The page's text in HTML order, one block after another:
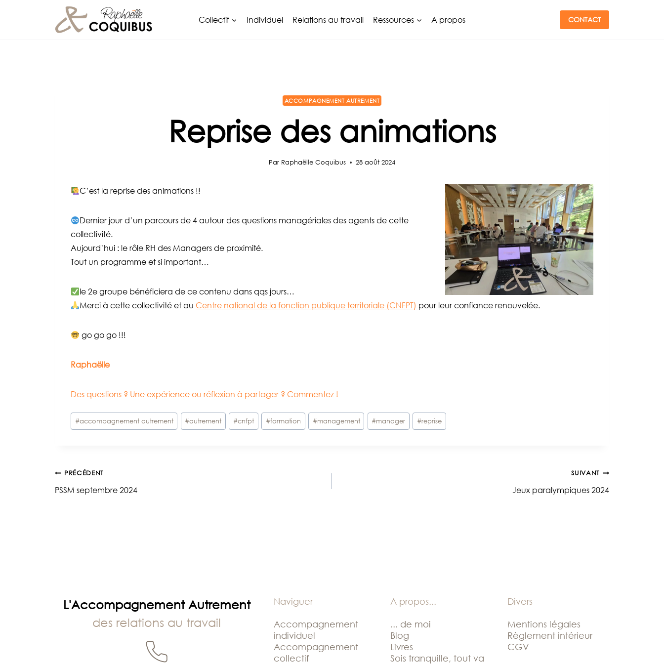
Collectif Individuel Relations au travail Ressources A propos CONTACT
ACCOMPAGNEMENT AUTREMENT
Reprise des animations
Par Raphaëlle Coquibus 28 août 2024
C’est la reprise des animations !!
Dernier jour d’un parcours de 4 autour des questions managériales des agents de cette
collectivité.
Aujourd’hui : le rôle RH des Managers de proximité.
Tout un programme et si important…
le 2e groupe bénéficiera de ce contenu dans qqs jours…
Merci à cette collectivité et au Centre national de la fonction publique territoriale (CNFPT) pour leur confiance renouvelée.
go go go !!!
Raphaëlle
Des questions ? Une expérience ou réflexion à partager ? Commentez !
Étiquettes
de
#accompagnement autrement #autrement #cnfpt #formation #management #manager #reprise
Navigation
PRÉCÉDENT
PSSM septembre 2024
SUIVANT
Jeux paralympiques 2024
L'Accompagnement Autrement
des relations au travail
Naviguer
Accompagnement
individuel
Accompagnement
collectif
A propos...
... de moi
Blog
Livres
Sois tranquille, tout va
Divers
Mentions légales
Règlement intérieur
CGV